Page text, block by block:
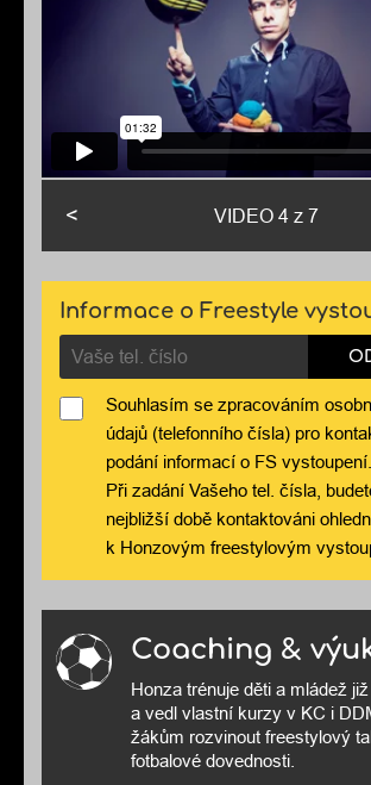
< VIDEO 4 z 7
Informace o Freestyle
Souhlasím se zpracováním
údajů (telefonního čísla) pro
podání informací o FS vystoupení.
Při zadání Vašeho tel. čísla,
nejbližší době kontaktováni
k Honzovým freestylovým
Coaching &
Honza trénuje děti a mládež
a vedl vlastní kurzy v KC i
žákům rozvinout freestylový
fotbalové dovednosti.